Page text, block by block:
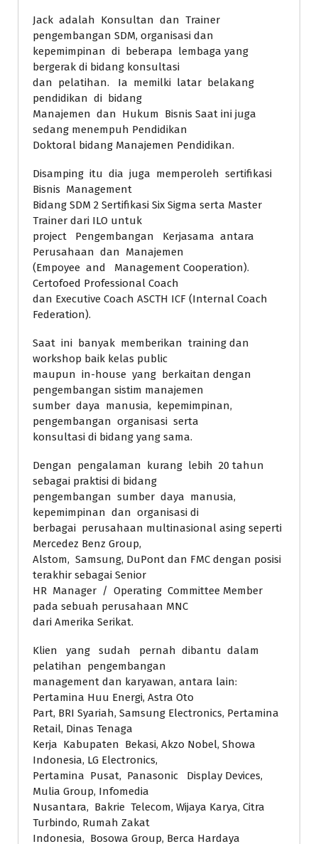
Jack adalah Konsultan dan Trainer
pengembangan SDM, organisasi dan
kepemimpinan di beberapa lembaga yang
bergerak di bidang konsultasi
dan pelatihan. Ia memilki latar belakang
pendidikan di bidang
Manajemen dan Hukum Bisnis Saat ini juga
sedang menempuh Pendidikan
Doktoral bidang Manajemen Pendidikan.
Disamping itu dia juga memperoleh sertifikasi
Bisnis Management
Bidang SDM 2 Sertifikasi Six Sigma serta Master
Trainer dari ILO untuk
project Pengembangan Kerjasama antara
Perusahaan dan Manajemen
(Empoyee and Management Cooperation).
Certofoed Professional Coach
dan Executive Coach ASCTH ICF (Internal Coach
Federation).
Saat ini banyak memberikan training dan
workshop baik kelas public
maupun in-house yang berkaitan dengan
pengembangan sistim manajemen
sumber daya manusia, kepemimpinan,
pengembangan organisasi serta
konsultasi di bidang yang sama.
Dengan pengalaman kurang lebih 20 tahun
sebagai praktisi di bidang
pengembangan sumber daya manusia,
kepemimpinan dan organisasi di
berbagai perusahaan multinasional asing seperti
Mercedez Benz Group,
Alstom, Samsung, DuPont dan FMC dengan posisi
terakhir sebagai Senior
HR Manager / Operating Committee Member
pada sebuah perusahaan MNC
dari Amerika Serikat.
Klien yang sudah pernah dibantu dalam
pelatihan pengembangan
management dan karyawan, antara lain:
Pertamina Huu Energi, Astra Oto
Part, BRI Syariah, Samsung Electronics, Pertamina
Retail, Dinas Tenaga
Kerja Kabupaten Bekasi, Akzo Nobel, Showa
Indonesia, LG Electronics,
Pertamina Pusat, Panasonic Display Devices,
Mulia Group, Infomedia
Nusantara, Bakrie Telecom, Wijaya Karya, Citra
Turbindo, Rumah Zakat
Indonesia, Bosowa Group, Berca Hardaya